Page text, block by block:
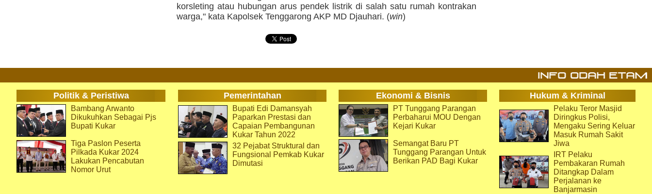
korsleting atau hubungan arus pendek listrik di salah satu rumah kontrakan
warga," kata Kapolsek Tenggarong AKP MD Djauhari. (win)
Politik & Peristiwa Pemerintahan Ekonomi & Bisnis Hukum & Kriminal
Bambang Arwanto
Dikukuhkan Sebagai Pjs
Bupati Kukar
Tiga Paslon Peserta
Pilkada Kukar 2024
Lakukan Pencabutan
Nomor Urut
Bupati Edi Damansyah
Paparkan Prestasi dan
Capaian Pembangunan
Kukar Tahun 2022
32 Pejabat Struktural dan
Fungsional Pemkab Kukar
Dimutasi
PT Tunggang Parangan
Perbaharui MOU Dengan
Kejari Kukar
Semangat Baru PT
Tunggang Parangan Untuk
Berikan PAD Bagi Kukar
Pelaku Teror Masjid
Diringkus Polisi,
Mengaku Sering Keluar
Masuk Rumah Sakit
Jiwa
IRT Pelaku
Pembakaran Rumah
Ditangkap Dalam
Perjalanan ke
Banjarmasin